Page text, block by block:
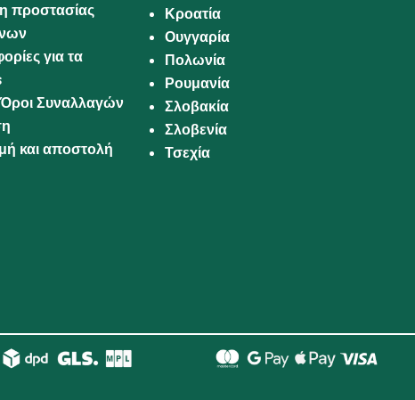
προστασίας
για τα
Όροι Συναλλαγών
και αποστολή
Κροατία
Ουγγαρία
Πολωνία
Ρουμανία
Σλοβακία
Σλοβενία
Τσεχία